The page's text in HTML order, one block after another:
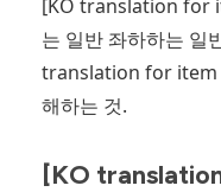
[KO translation for
는 일반 좌하하는 일
translation for item
해하는 것.
[KO